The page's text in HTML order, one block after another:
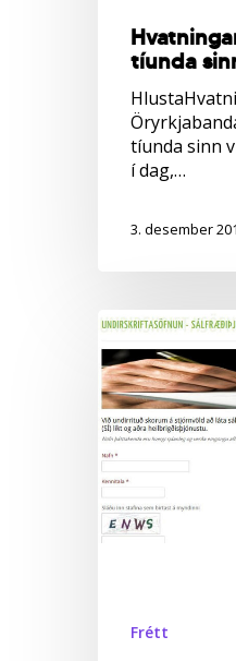
tíunda
tíunda sinn
í dag,…
3. desember
verði
felld
í
Frétt